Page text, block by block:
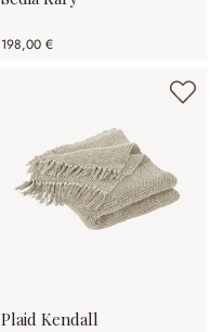
198,00 €
Plaid Kendall